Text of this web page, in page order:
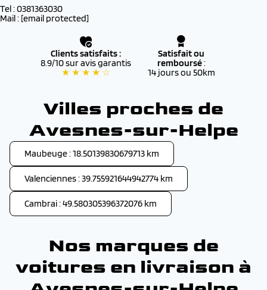
Tel : 0381363030
Mail : [email protected]
Clients satisfaits :
8.9/10 sur avis garantis
★ ★ ★ ★ ☆
Satisfait ou
remboursé:
14 jours ou 50km
Villes proches de
Avesnes-sur-Helpe
Maubeuge : 18.50139830679713 km
Valenciennes : 39.755921644942774 km
Cambrai : 49.580305396372076 km
Nos marques de
voitures en livraison à